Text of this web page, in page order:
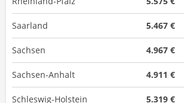
Saarland 5.467 €
Sachsen 4.967 €
Sachsen-Anhalt 4.911 €
Schleswig-Holstein 5.319 €